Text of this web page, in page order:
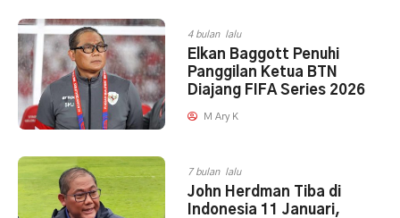
4 bulan lalu
Elkan Baggott Penuhi
Panggilan Ketua BTN
Diajang FIFA Series 2026
M Ary K
7 bulan lalu
John Herdman Tiba di
Indonesia 11 Januari,